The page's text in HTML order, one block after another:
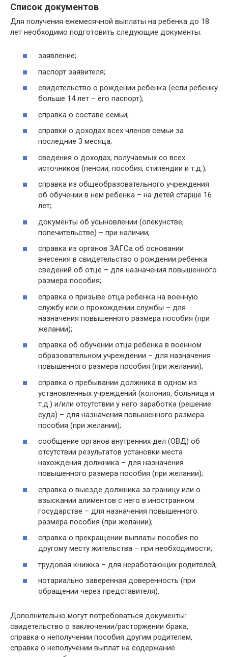
Список документов
Для получения ежемесячной выплаты на ребенка до 18
лет необходимо подготовить следующие документы:
заявление;
паспорт заявителя;
свидетельство о рождении ребенка (если ребенку
больше 14 лет – его паспорт);
справка о составе семьи;
справки о доходах всех членов семьи за
последние 3 месяца;
сведения о доходах, получаемых со всех
источников (пенсии, пособия, стипендии и т.д.);
справка из общеобразовательного учреждения
об обучении в нем ребенка – на детей старше 16
лет;
документы об усыновлении (опекунстве,
попечительстве) – при наличии;
справка из органов ЗАГСа об основании
внесения в свидетельство о рождении ребенка
сведений об отце – для назначения повышенного
размера пособия;
справка о призыве отца ребенка на военную
службу или о прохождении службы – для
назначения повышенного размера пособия (при
желании);
справка об обучении отца ребенка в военном
образовательном учреждении – для назначения
повышенного размера пособия (при желании);
справка о пребывании должника в одном из
установленных учреждений (колония, больница и
т.д.) и/или отсутствии у него заработка (решение
суда) – для назначения повышенного размера
пособия (при желании);
сообщение органов внутренних дел (ОВД) об
отсутствии результатов установки места
нахождения должника – для назначения
повышенного размера пособия (при желании);
справка о выезде должника за границу или о
взыскании алиментов с него в иностранном
государстве – для назначения повышенного
размера пособия (при желании);
справка о прекращении выплаты пособия по
другому месту жительства – при необходимости;
трудовая книжка – для неработающих родителей;
нотариально заверенная доверенность (при
обращении через представителя).
Дополнительно могут потребоваться документы:
свидетельство о заключении/расторжении брака,
справка о неполучении пособия другим родителем,
справка о неполучении выплат на содержание